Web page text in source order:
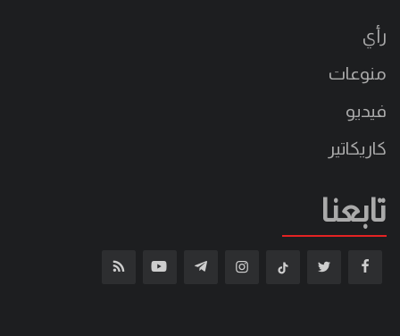
رأي
منوعات
فيديو
كاريكاتير
تابعنا